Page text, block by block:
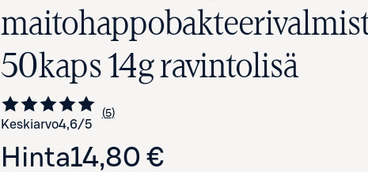
50kaps 14g ravintolisä
Keskiarvo4,6/5 Siirry arvioihin
5
kappaletta
Hinta14,80 €